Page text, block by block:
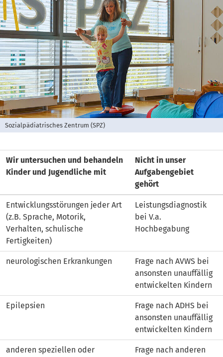
Sozialpädiatrisches Zentrum (SPZ)
Wir untersuchen und behandeln
Kinder und Jugendliche mit
Nicht in unser
Aufgabengebiet
gehört
Entwicklungsstörungen jeder Art
(z.B. Sprache, Motorik,
Verhalten, schulische
Fertigkeiten)
Leistungsdiagnostik
bei V.a.
Hochbegabung
neurologischen Erkrankungen
Frage nach AVWS bei
ansonsten unauffällig
entwickelten Kindern
Epilepsien
Frage nach ADHS bei
ansonsten unauffällig
entwickelten Kindern
anderen speziellen oder
Frage nach anderen